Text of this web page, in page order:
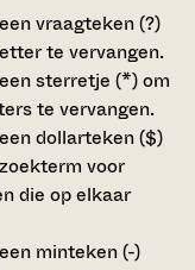
vraagteken (?)
te vervangen.
sterretje (*)om
te vervangen.
dollarteken ($)
voor
die op elkaar
minteken (-)